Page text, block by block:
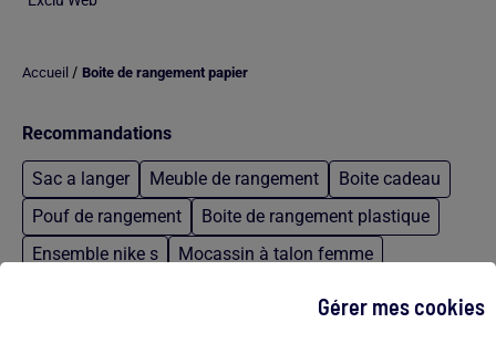
Gérer mes cookies
Accueil / Boite de rangement papier
Recommandations
Sac a langer Meuble de rangement
Boite cadeau
Pouf de rangement
Boite de rangement plastique
Ensemble nike s
Mocassin à talon femme